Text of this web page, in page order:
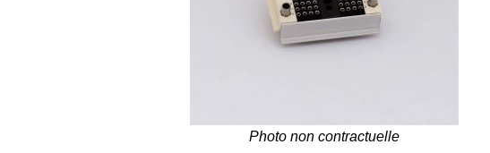
Photo non contractuelle